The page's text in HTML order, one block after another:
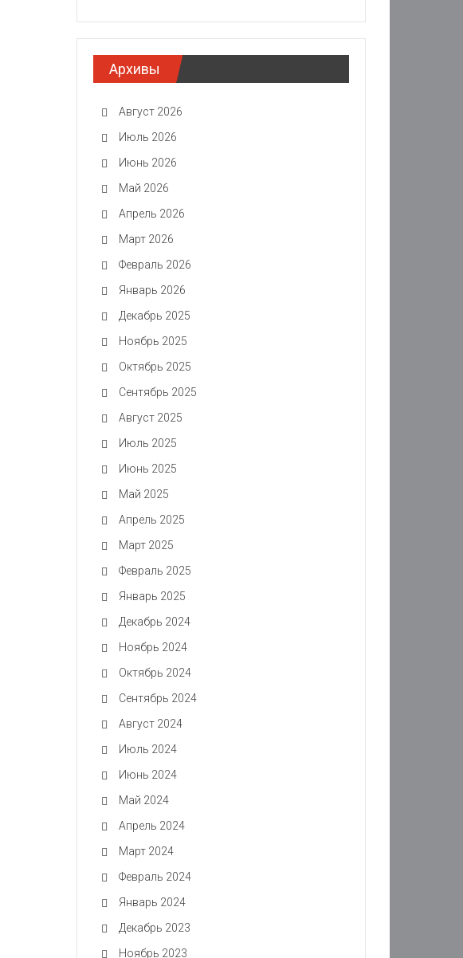
Архивы
Август 2026
Июль 2026
Июнь 2026
Май 2026
Апрель 2026
Март 2026
Февраль 2026
Январь 2026
Декабрь 2025
Ноябрь 2025
Октябрь 2025
Сентябрь 2025
Август 2025
Июль 2025
Июнь 2025
Май 2025
Апрель 2025
Март 2025
Февраль 2025
Январь 2025
Декабрь 2024
Ноябрь 2024
Октябрь 2024
Сентябрь 2024
Август 2024
Июль 2024
Июнь 2024
Май 2024
Апрель 2024
Март 2024
Февраль 2024
Январь 2024
Декабрь 2023
Ноябрь 2023